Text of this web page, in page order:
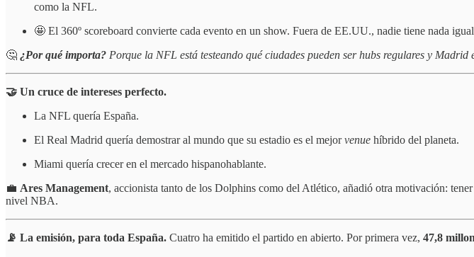
como la NFL.
🤩 El 360º scoreboard convierte cada evento en un show. Fuera de EE.UU., nadie tiene nada
🤔 ¿Por qué importa? Porque la NFL está testeando qué ciudades pueden ser hubs regulares y
🤝 Un cruce de intereses perfecto.
La NFL quería España.
El Real Madrid quería demostrar al mundo que su estadio es el mejorvenue híbrido del planeta.
Miami quería crecer en el mercado hispanohablante.
💼 Ares Management, accionista tanto de los Dolphins como del Atlético, añadió otra motivación:
nivel NBA.
📡 La emisión, para toda España. Cuatro ha emitido el partido en abierto. Por primera vez, 47,8